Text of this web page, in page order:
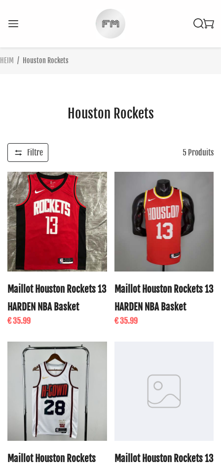
HEIM / Houston Rockets
Houston Rockets
Filtre 5 Produits
Maillot Houston Rockets 13
HARDEN NBA Basket
€ 35.99
Maillot Houston Rockets 13
HARDEN NBA Basket
€ 35.99
Maillot Houston Rockets
Maillot Houston Rockets 13